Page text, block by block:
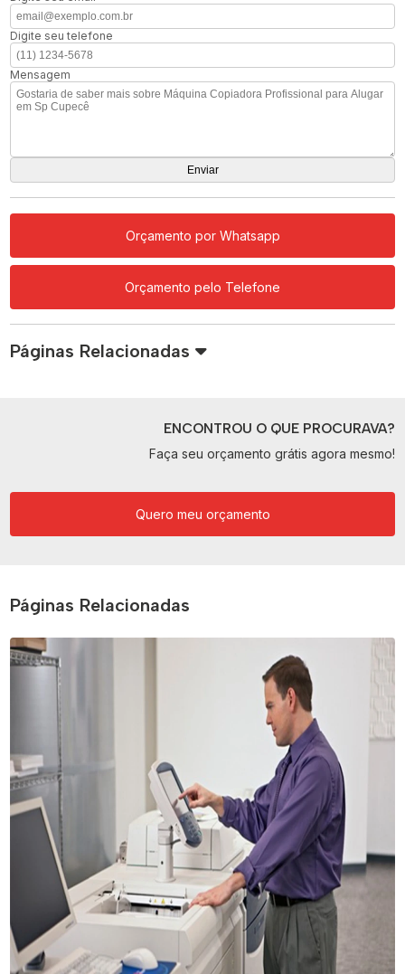
Digite seu telefone
Mensagem
Orçamento por Whatsapp
Orçamento pelo Telefone
Páginas Relacionadas
ENCONTROU O QUE PROCURAVA?
Faça seu orçamento grátis agora mesmo!
Quero meu orçamento
Páginas Relacionadas